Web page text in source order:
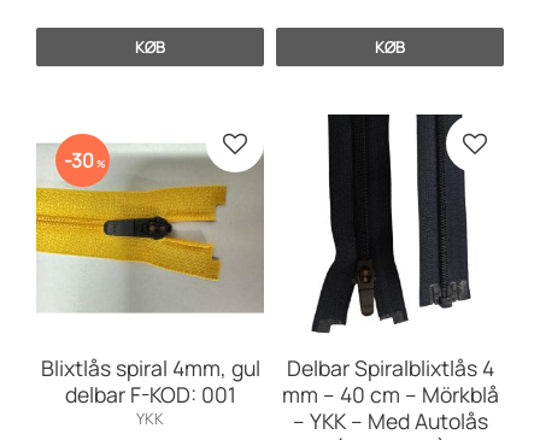
KØB KØB
Blixtlås spiral 4mm, gul
delbar F-KOD: 001
YKK
30% Gem som favorit
Delbar Spiralblixtlås 4
mm – 40 cm – Mörkblå
– YKK – Med Autolås
Gem